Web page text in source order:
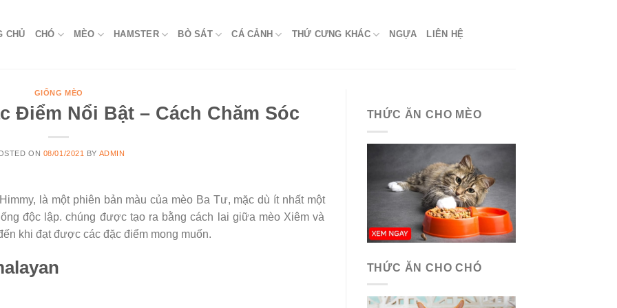
CHỦ CHÓ MÈO HAMSTER BÒ SÁT CÁ CẢNH THỨ CƯNG KHÁC NGỰA LIÊN HỆ
GIỐNG MÈO
Điểm Nổi Bật – Cách Chăm Sóc
ON 08/01/2021 BY ADMIN
là một phiên bản màu của mèo Ba Tư, mặc dù ít nhất một
độc lập. chúng được tạo ra bằng cách lai giữa mèo Xiêm và
khi đạt được các đặc điểm mong muốn.
THỨC ĂN CHO MÈO
THỨC ĂN CHO CHÓ